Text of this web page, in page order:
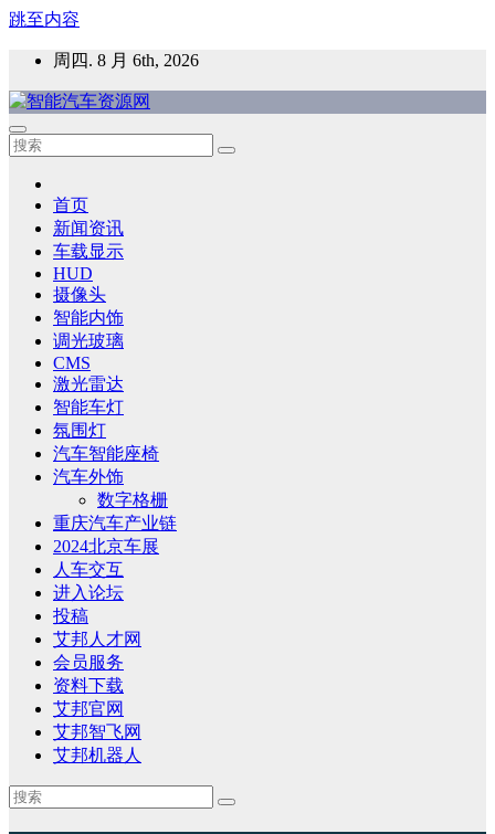
跳至内容
周四. 8 月 6th, 2026
智能汽车资源网
智能表面，智能内饰，新能源汽车，HMI，人车交互，智能车
首页
新闻资讯
车载显示
HUD
摄像头
智能内饰
调光玻璃
CMS
激光雷达
智能车灯
氛围灯
汽车智能座椅
汽车外饰
数字格栅
重庆汽车产业链
2024北京车展
人车交互
进入论坛
投稿
艾邦人才网
会员服务
资料下载
艾邦官网
艾邦智飞网
艾邦机器人